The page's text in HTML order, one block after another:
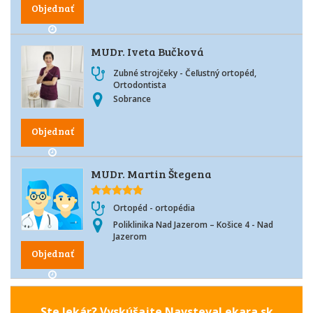
Objednať
Objednať
MUDr. Iveta Bučková
Zubné strojčeky - Čeľustný ortopéd,
Ortodontista
Sobrance
Objednať
MUDr. Martin Štegena
Ortopéd - ortopédia
Poliklinika Nad Jazerom – Košice 4 - Nad
Jazerom